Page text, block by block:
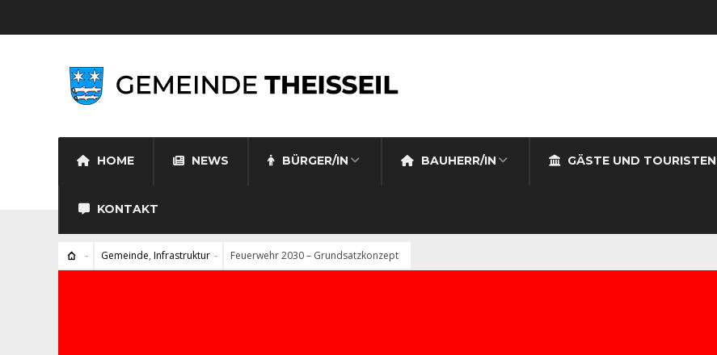
HOME NEWS BÜRGER/IN BAUHERR/IN GÄSTE UND TOURISTEN
KONTAKT
Gemeinde, Infrastruktur Feuerwehr 2030 – Grundsatzkonzept